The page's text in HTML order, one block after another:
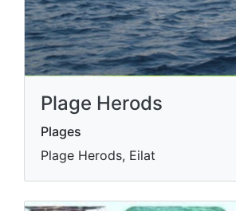
Plage Herods
Plages
Plage Herods, Eilat